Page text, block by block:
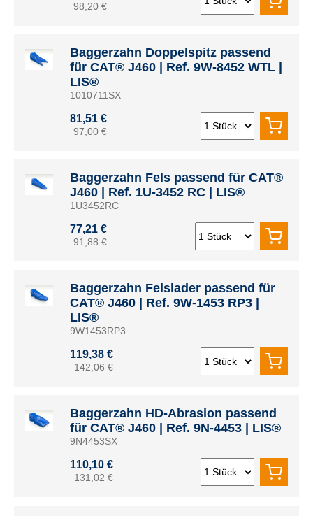
98,20 €
Baggerzahn Doppelspitz passend
für CAT® J460 | Ref. 9W-8452 WTL |
LIS®
1010711SX
81,51 €
97,00 €
Baggerzahn Fels passend für CAT®
J460 | Ref. 1U-3452 RC | LIS®
1U3452RC
77,21 €
91,88 €
Baggerzahn Felslader passend für
CAT® J460 | Ref. 9W-1453 RP3 |
LIS®
9W1453RP3
119,38 €
142,06 €
Baggerzahn HD-Abrasion passend
für CAT® J460 | Ref. 9N-4453 | LIS®
9N4453SX
110,10 €
131,02 €